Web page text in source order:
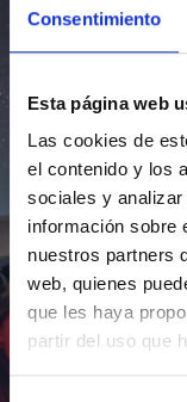
Consentimiento
Esta página web
Las cookies de
el contenido y los
sociales y
información sobre
nuestros partners
web, quienes
que les haya
partir del uso que